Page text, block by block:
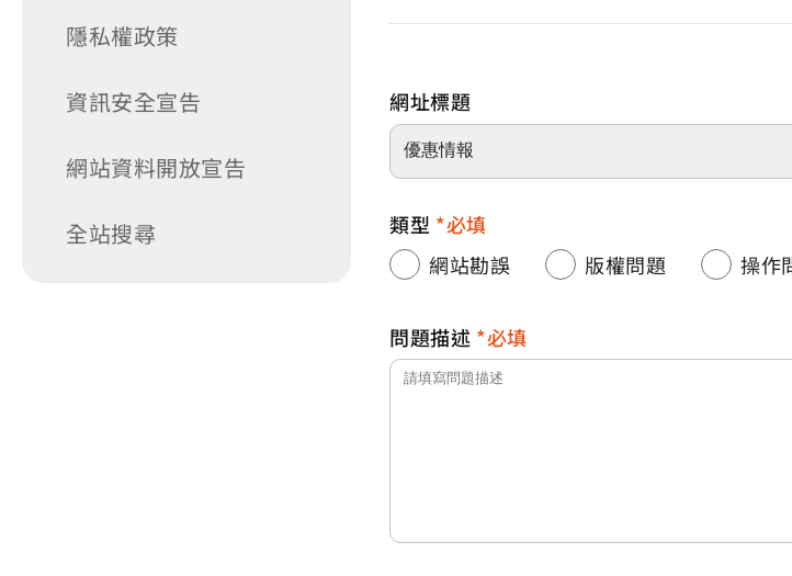
隱私權政策
資訊安全宣告
網站資料開放宣告
全站搜尋
網址標題
類型
必填
網站勘誤
版權問題 操作
問題描述 必填